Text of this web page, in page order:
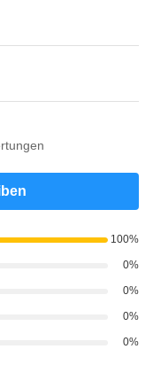
100%
0%
0%
0%
0%